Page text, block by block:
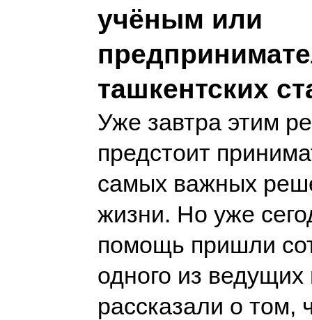
учёным или
ташкентских
Уже завтра этим
предстоит
самых важных
жизни. Но уже
помощь пришли
одного из ведущих
рассказали о